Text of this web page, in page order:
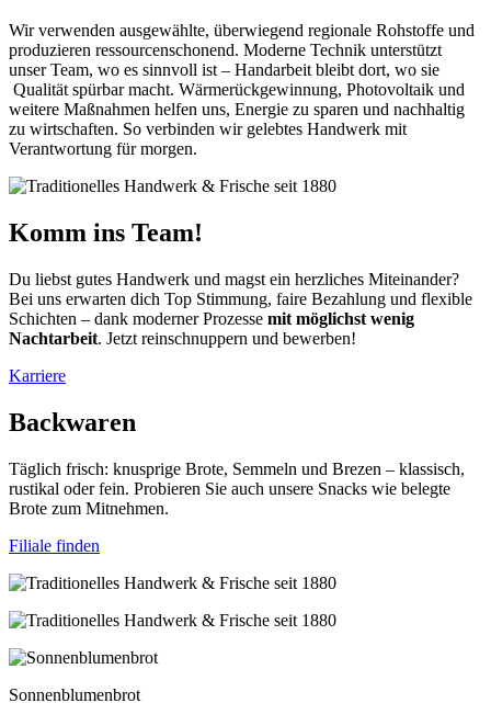
Wir verwenden ausgewählte, überwiegend regionale Rohstoffe und
produzieren ressourcenschonend. Moderne Technik unterstützt
unser Team, wo es sinnvoll ist – Handarbeit bleibt dort, wo sie
Qualität spürbar macht. Wärmerückgewinnung, Photovoltaik und
weitere Maßnahmen helfen uns, Energie zu sparen und nachhaltig
zu wirtschaften. So verbinden wir gelebtes Handwerk mit
Verantwortung für morgen.
Komm ins Team!
Du liebst gutes Handwerk und magst ein herzliches Miteinander?
Bei uns erwarten dich Top Stimmung, faire Bezahlung und flexible
Schichten – dank moderner Prozesse mit möglichst wenig
Nachtarbeit. Jetzt reinschnuppern und bewerben!
Karriere
Backwaren
Täglich frisch: knusprige Brote, Semmeln und Brezen – klassisch,
rustikal oder fein. Probieren Sie auch unsere Snacks wie belegte
Brote zum Mitnehmen.
Filiale finden
Sonnenblumenbrot